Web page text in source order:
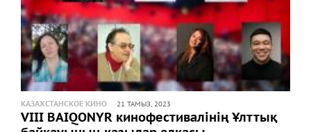
КАЗАХСТАНСКОЕ КИНО 21 ТАМЫЗ, 2023
VIII BAIQONYR кинофестивалінің Ұлттық